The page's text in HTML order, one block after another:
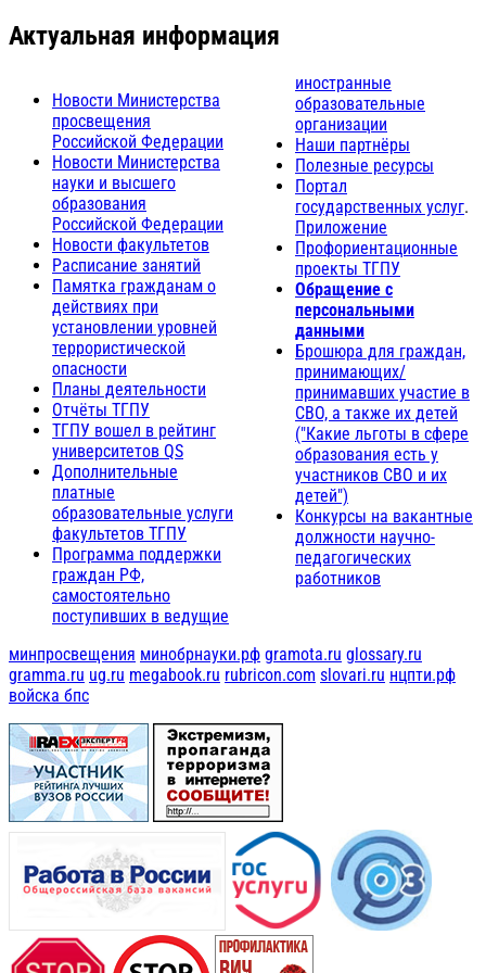
Актуальная информация
Новости Министерства
просвещения
Российской Федерации
Новости Министерства
науки и высшего
образования
Российской Федерации
Новости факультетов
Расписание занятий
Памятка гражданам о
действиях при
установлении уровней
террористической
опасности
Планы деятельности
Отчёты ТГПУ
ТГПУ вошел в рейтинг
университетов QS
Дополнительные
платные
образовательные услуги
факультетов ТГПУ
Программа поддержки
граждан РФ,
самостоятельно
поступивших в ведущие
иностранные
образовательные
организации
Наши партнёры
Полезные ресурсы
Портал
государственных услуг.
Приложение
Профориентационные
проекты ТГПУ
Обращение с
персональными
данными
Брошюра для граждан,
принимающих/
принимавших участие в
СВО, а также их детей
("Какие льготы в сфере
образования есть у
участников СВО и их
детей")
Конкурсы на вакантные
должности научно-
педагогических
работников
минпросвещения минобрнауки.рф gramota.ru glossary.ru
gramma.ru ug.ru megabook.ru rubricon.com slovari.ru нцпти.рф
войска бпс